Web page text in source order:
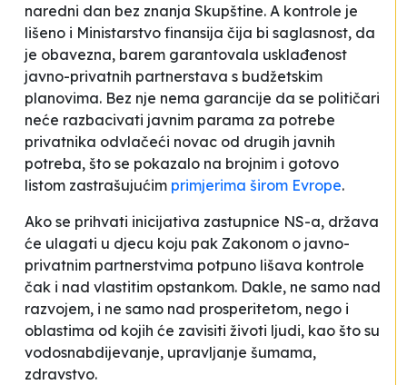
naredni dan bez znanja Skupštine. A kontrole je
lišeno i Ministarstvo finansija čija bi saglasnost, da
je obavezna, barem garantovala usklađenost
javno-privatnih partnerstava s budžetskim
planovima. Bez nje nema garancije da se političari
neće razbacivati javnim parama za potrebe
privatnika odvlačeći novac od drugih javnih
potreba, što se pokazalo na brojnim i gotovo
listom zastrašujućim primjerima širom Evrope.
Ako se prihvati inicijativa zastupnice NS-a, država
će ulagati u djecu koju pak Zakonom o javno-
privatnim partnerstvima potpuno lišava kontrole
čak i nad vlastitim opstankom. Dakle, ne samo nad
razvojem, i ne samo nad prosperitetom, nego i
oblastima od kojih će zavisiti životi ljudi, kao što su
vodosnabdijevanje, upravljanje šumama,
zdravstvo.